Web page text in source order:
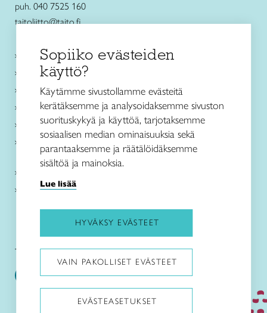
puh. 040 7525 160
taitoliitto@taito.fi
Käsityökurssit ja koulutus
Ajankohtaista
Käsityöohjeet
Me olemme Taito
Paikallinen toiminta
Verkkokaupat
Kirjaudu Arviin
Kirjaudu Taitocampukseen
Taitoliitto: Taito-lehti:
Sopiiko evästeiden
käyttö?
Käytämme sivustollamme evästeitä
kerätäksemme ja analysoidaksemme sivuston
suorituskykyä ja käyttöä, tarjotaksemme
sosiaalisen median ominaisuuksia sekä
parantaaksemme ja räätälöidäksemme
sisältöä ja mainoksia.
Lue lisää
HYVÄKSY EVÄSTEET
VAIN PAKOLLISET EVÄSTEET
EVÄSTEASETUKSET